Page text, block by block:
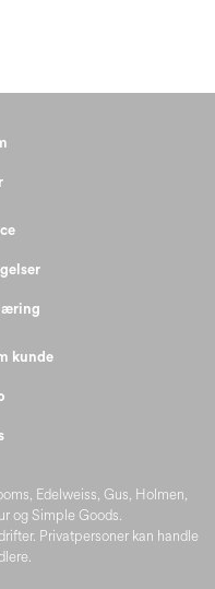
Edelweiss, Gus, Holmen,
og Simple Goods.
Privatpersoner kan handle
kunde